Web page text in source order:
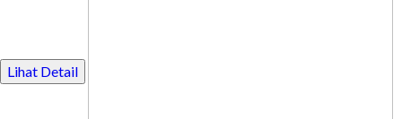
Lihat Detail